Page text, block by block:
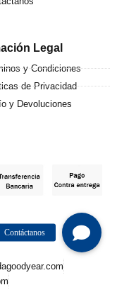
Legal
y Condiciones
de Privacidad
y Devoluciones